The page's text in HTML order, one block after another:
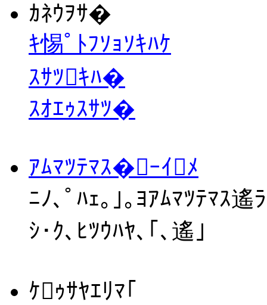
ｶﾈｳｦｻ�
ｷ惕ﾟﾄﾌｿｮｿｷﾊｹ
ｽｻﾂｷﾊ�
ｽｵｴｩｽｻﾂ�
ｱﾑﾏﾂﾃﾏｽ�ｰｲﾒ
ﾆﾉ､ﾟﾊｪ｡｣｡ﾖｱﾑﾏﾂﾃﾏｽ
ｼ･ｸ､ﾋﾂｳﾊﾔ､｢､遙｣
ｹｩｻﾔｴﾘﾏ｢